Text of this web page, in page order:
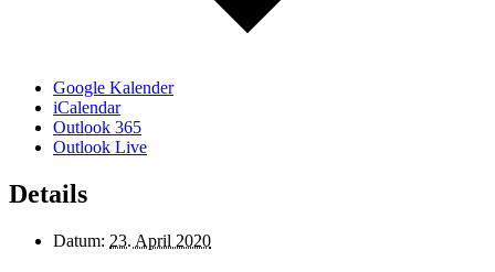
Google Kalender
iCalendar
Outlook 365
Outlook Live
Details
Datum: 23. April 2020